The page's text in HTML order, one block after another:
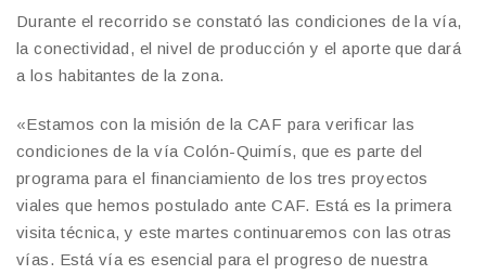
Durante el recorrido se constató las condiciones de la vía,
la conectividad, el nivel de producción y el aporte que dará
a los habitantes de la zona.
«Estamos con la misión de la CAF para verificar las
condiciones de la vía Colón-Quimís, que es parte del
programa para el financiamiento de los tres proyectos
viales que hemos postulado ante CAF. Está es la primera
visita técnica, y este martes continuaremos con las otras
vías. Está vía es esencial para el progreso de nuestra